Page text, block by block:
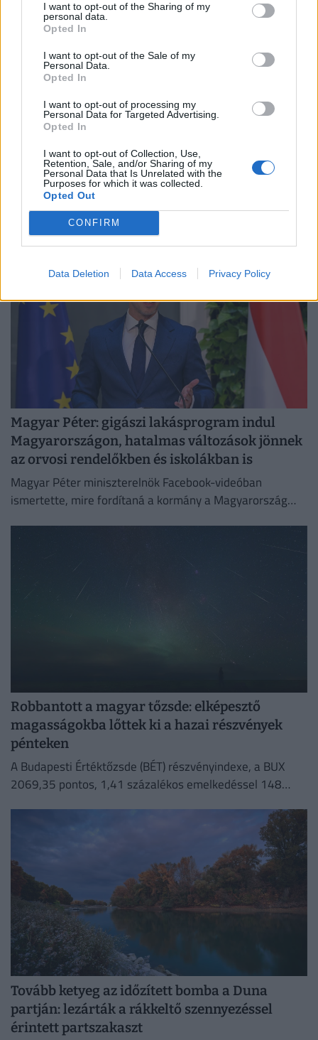
I want to opt-out of the Sharing of my
personal data.
Opted In
I want to opt-out of the Sale of my
Personal Data.
Opted In
I want to opt-out of processing my
Personal Data for Targeted Advertising.
Opted In
I want to opt-out of Collection, Use,
Retention, Sale, and/or Sharing of my
Personal Data that Is Unrelated with the
Purposes for which it was collected.
Opted Out
CONFIRM
Data Deletion Data Access Privacy Policy
Elkezdődött a Tisza frakcióülése: Hamarosan
kiderül, kit jelölnek köztársasági elnöknek
Elkezdődött a Tisza parlamenti frakciójának ülése, ahol
arról döntenek, kit jelölnek köztársasági elnöknek.
Magyar Péter: gigászi lakásprogram indul
Magyarországon, hatalmas változások jönnek
az orvosi rendelőkben és iskolákban is
Magyar Péter miniszterelnök Facebook-videóban
ismertette, mire fordítaná a kormány a Magyarország
Robbantott a magyar tőzsde: elképesztő
magasságokba lőttek ki a hazai részvények
pénteken
A Budapesti Értéktőzsde (BÉT) részvényindexe, a BUX
2069,35 pontos, 1,41 százalékos emelkedéssel 148
Tovább ketyeg az időzített bomba a Duna
partján: lezárták a rákkeltő szennyezéssel
érintett partszakaszt